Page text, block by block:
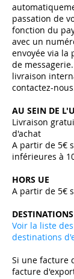
passation de
fonction du
avec un
envoyée via la
de
livraison
contactez-
AU SEIN DE
Livraison
d'achat
A partir de 5€
inférieures à
HORS UE
A partir de 5€
DESTINATIONS
Voir la liste
destinations
Si une facture
facture